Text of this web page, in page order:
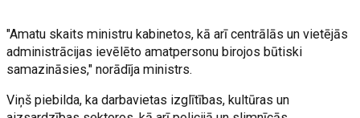
"Amatu skaits ministru kabinetos, kā arī centrālās un vietējās
administrācijas ievēlēto amatpersonu birojos būtiski
samazināsies," norādīja ministrs.
Viņš piebilda, ka darbavietas izglītības, kultūras un